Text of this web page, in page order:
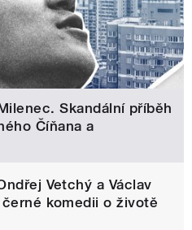
Skandální příběh
Číňana a
Vetchý a Václav
komedii o životě